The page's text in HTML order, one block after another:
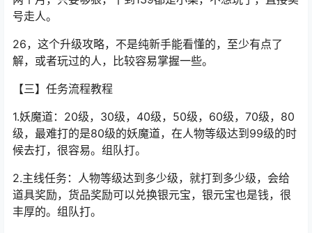
效率的升级方法。经验服升级的核心就是清理完任务后，
挂机巡逻，一直巡逻。
25.一直这样循环，干到139级，也就一个月时间，慢一点
两个月，只要够狠，干到139都是小菜，不想玩了，直接卖
号走人。
26，这个升级攻略，不是纯新手能看懂的，至少有点了
解，或者玩过的人，比较容易掌握一些。
【三】任务流程教程
1.妖魔道：20级，30级，40级，50级，60级，70级，80
级，最难打的是80级的妖魔道，在人物等级达到99级的时
候去打，很容易。组队打。